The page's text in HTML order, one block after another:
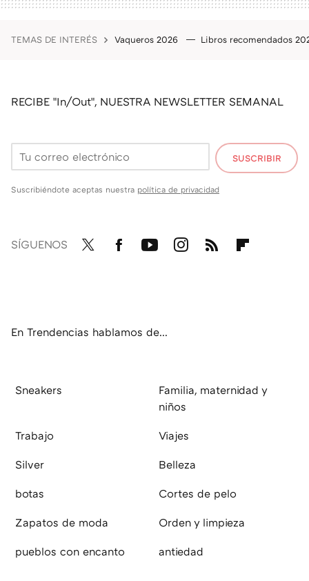
TEMAS DE INTERÉS Vaqueros 2026 Libros recomendados
RECIBE "In/Out", NUESTRA NEWSLETTER SEMANAL
SUSCRIBIR
Suscribiéndote aceptas nuestra política de privacidad
SÍGUENOS
En Trendencias hablamos de...
Sneakers
Familia, maternidad y
niños
Trabajo Viajes
Silver Belleza
botas Cortes de pelo
Zapatos de moda Orden y limpieza
pueblos con encanto antiedad